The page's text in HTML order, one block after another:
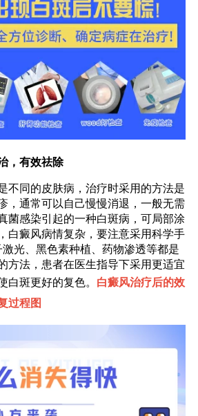
有效祛除
同的皮肤病，治疗时采用的方法是
，通常可以自己慢慢消退，一般无需
菌感染引起的一种白斑病，可局部涂
白癜风病情复杂，要注意采用科学手
光、黑色素种植、药物渗透等都是
方法，患者在医生指导下采用更适宜
白斑更好的复色。 白癜风治疗后的效
过程图